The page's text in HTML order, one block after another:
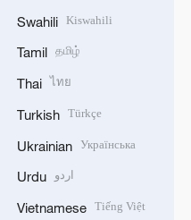
Swahili Kiswahili
Tamil தமிழ்
Thai ไทย
Turkish Türkçe
Ukrainian Українська
Urdu اردو
Vietnamese Tiếng Việt